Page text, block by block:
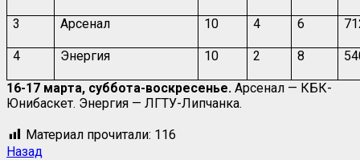
3 Арсенал 10 4 6
4 Энергия 10 2 8
16-17 марта, суббота-воскресенье. Арсенал — КБК-
Юнибаскет. Энергия — ЛГТУ-Липчанка.
Материал прочитали: 116
Назад